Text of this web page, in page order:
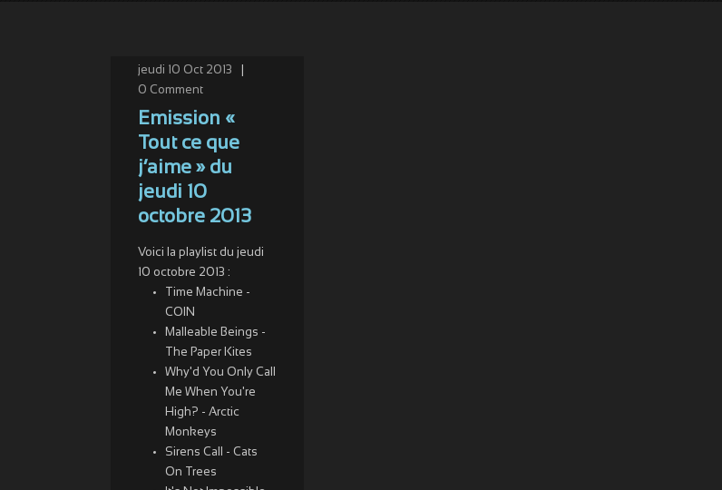
jeudi 10 Oct 2013
0 Comment
Emission «
Tout ce que
j’aime » du
jeudi 10
octobre 2013
Voici la playlist du jeudi
10 octobre 2013 :
Time Machine -
COIN
Malleable Beings -
The Paper Kites
Why'd You Only Call
Me When You're
High? - Arctic
Monkeys
Sirens Call - Cats
On Trees